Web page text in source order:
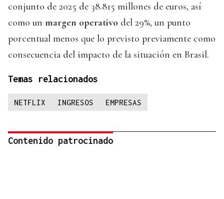
conjunto de 2025 de 38.815 millones de euros, así
como un margen operativo del 29%, un punto
porcentual menos que lo previsto previamente como
consecuencia del impacto de la situación en Brasil.
Temas relacionados
NETFLIX INGRESOS EMPRESAS
Contenido patrocinado